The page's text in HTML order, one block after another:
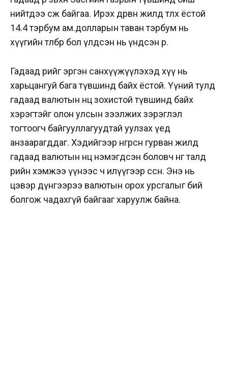
нийтдээ өсөж байгаа. Ирэх дөрвөн жилд төлөх ёстой
14.4 тэрбум ам.долларын таван тэрбум нь
хүүгийн төлбөр бол үлдсэн нь үндсэн өр.
Гадаад өрийг эргэн санхүүжүүлэхэд хүү нь
харьцангуй бага түвшинд байх ёстой. Үүний тулд
гадаад валютын нөөц зохистой түвшинд байх
хэрэгтэйг олон улсын зээлжих зэрэглэл
тогтоогч байгууллагуудтай уулзах үед
анзаарагддаг. Хэдийгээр өнгөрсөн гурван жилд
гадаад валютын нөөц нэмэгдсэн боловч нөгөө талд
өрийн хэмжээ үүнээс ч илүүгээр өссөн. Энэ нь
цэвэр дүнгээрээ валютын орох урсгалыг бий
болгож чадахгүй байгааг харуулж байна.